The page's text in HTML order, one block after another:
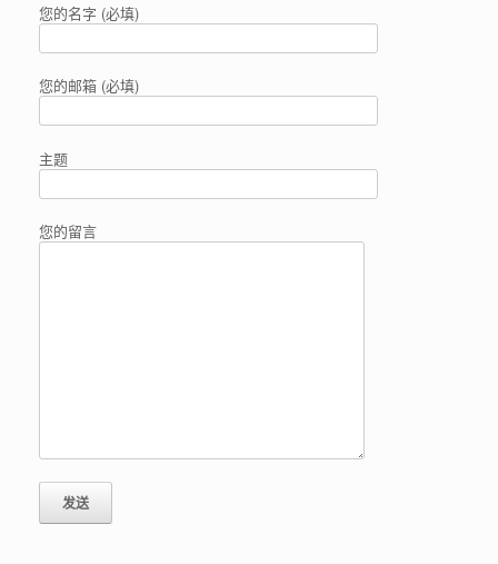
您的名字 (必填)
您的邮箱 (必填)
主题
您的留言